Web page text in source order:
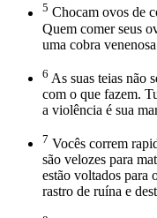
5 Chocam ovos de
Quem comer seus
uma cobra
6 As suas teias não
com o que fazem.
a violência é sua
7 Vocês correm
são velozes para
estão voltados para
rastro de ruína e